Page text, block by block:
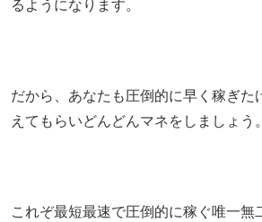
るようになります。
だから、あなたも圧倒的に早く稼ぎた
えてもらいどんどんマネをしましょう。
これぞ最短最速で圧倒的に稼ぐ唯一無